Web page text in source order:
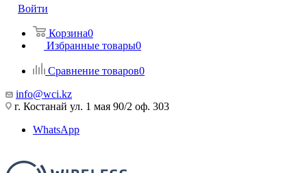
Войти
Корзина0
Избранные товары0
Сравнение товаров0
info@wci.kz
г. Костанай ул. 1 мая 90/2 оф. 303
WhatsApp